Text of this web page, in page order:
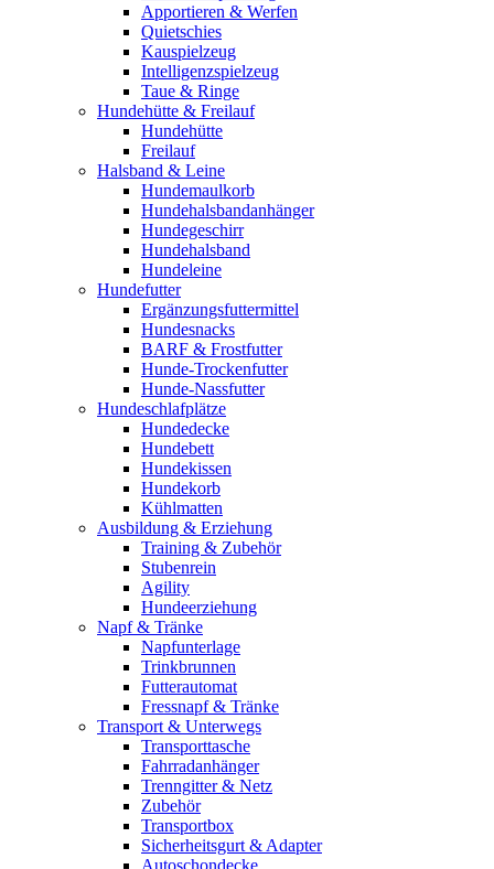
Apportieren & Werfen
Quietschies
Kauspielzeug
Intelligenzspielzeug
Taue & Ringe
Hundehütte & Freilauf
Hundehütte
Freilauf
Halsband & Leine
Hundemaulkorb
Hundehalsbandanhänger
Hundegeschirr
Hundehalsband
Hundeleine
Hundefutter
Ergänzungsfuttermittel
Hundesnacks
BARF & Frostfutter
Hunde-Trockenfutter
Hunde-Nassfutter
Hundeschlafplätze
Hundedecke
Hundebett
Hundekissen
Hundekorb
Kühlmatten
Ausbildung & Erziehung
Training & Zubehör
Stubenrein
Agility
Hundeerziehung
Napf & Tränke
Napfunterlage
Trinkbrunnen
Futterautomat
Fressnapf & Tränke
Transport & Unterwegs
Transporttasche
Fahrradanhänger
Trenngitter & Netz
Zubehör
Transportbox
Sicherheitsgurt & Adapter
Autoschondecke